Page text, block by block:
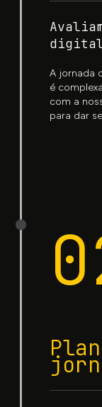
A jornada
é
com a
para dar